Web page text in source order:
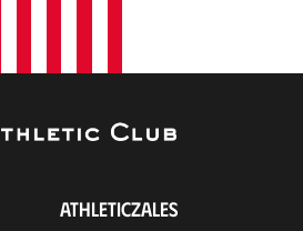
ATHLETICZALES